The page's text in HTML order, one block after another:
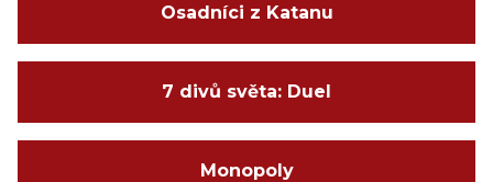
Osadníci z Katanu
7 divů světa: Duel
Monopoly